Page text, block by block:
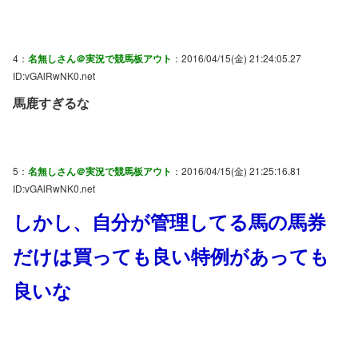
4： 名無しさん＠実況で競馬板アウト ：2016/04/15(金) 21:24:05.27
ID:vGAlRwNK0.net
馬鹿すぎるな
5： 名無しさん＠実況で競馬板アウト ：2016/04/15(金) 21:25:16.81
ID:vGAlRwNK0.net
しかし、自分が管理してる馬の馬券
だけは買っても良い特例があっても
良いな